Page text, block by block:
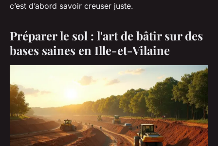
c’est d’abord savoir creuser juste.
Préparer le sol : l'art de bâtir sur des
bases saines en Ille-et-Vilaine